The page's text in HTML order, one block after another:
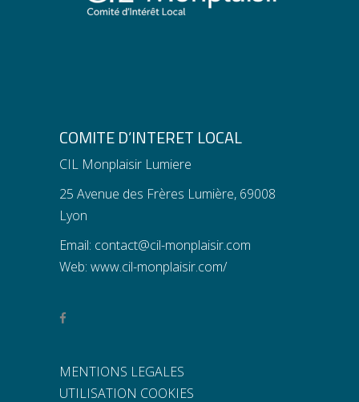
COMITE D’INTERET LOCAL
CIL Monplaisir Lumiere
25 Avenue des Frères Lumière, 69008
Lyon
Email: contact@cil-monplaisir.com
Web: www.cil-monplaisir.com/
MENTIONS LEGALES
UTILISATION COOKIES